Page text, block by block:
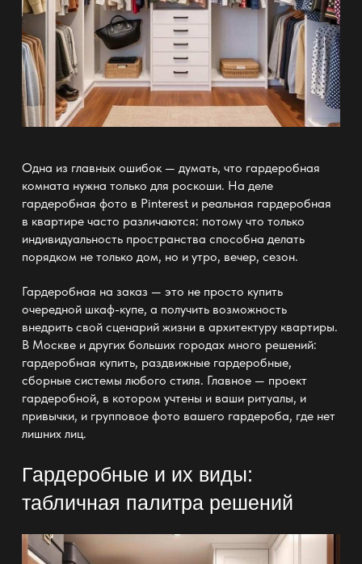
Одна из главных ошибок — думать, что гардеробная
комната нужна только для роскоши. На деле
гардеробная фото в Pinterest и реальная гардеробная
в квартире часто различаются: потому что только
индивидуальностьпространства способна делать
порядком не только дом, но и утро, вечер, сезон.
Гардеробная на заказ — это не просто купить
очередной шкаф-купе, а получить возможность
внедрить свой сценарий жизни в архитектуру квартиры.
В Москве и других больших городах много решений:
гардеробная купить, раздвижные гардеробные,
сборные системы любого стиля. Главное — проект
гардеробной, в котором учтены и ваши ритуалы, и
привычки, и групповое фото вашего гардероба, где нет
лишних лиц.
Гардеробные и их виды:
табличная палитра решений